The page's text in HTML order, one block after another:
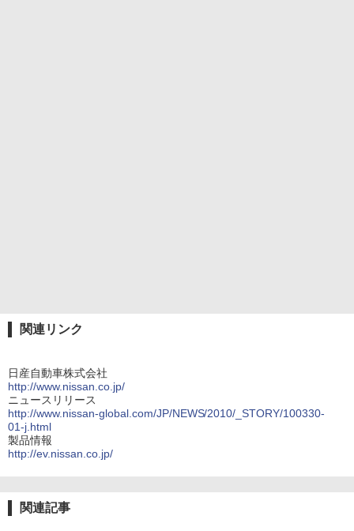
関連リンク
日産自動車株式会社
http://www.nissan.co.jp/
ニュースリリース
http://www.nissan-global.com/JP/NEWS/2010/_STORY/100330-
01-j.html
製品情報
http://ev.nissan.co.jp/
関連記事